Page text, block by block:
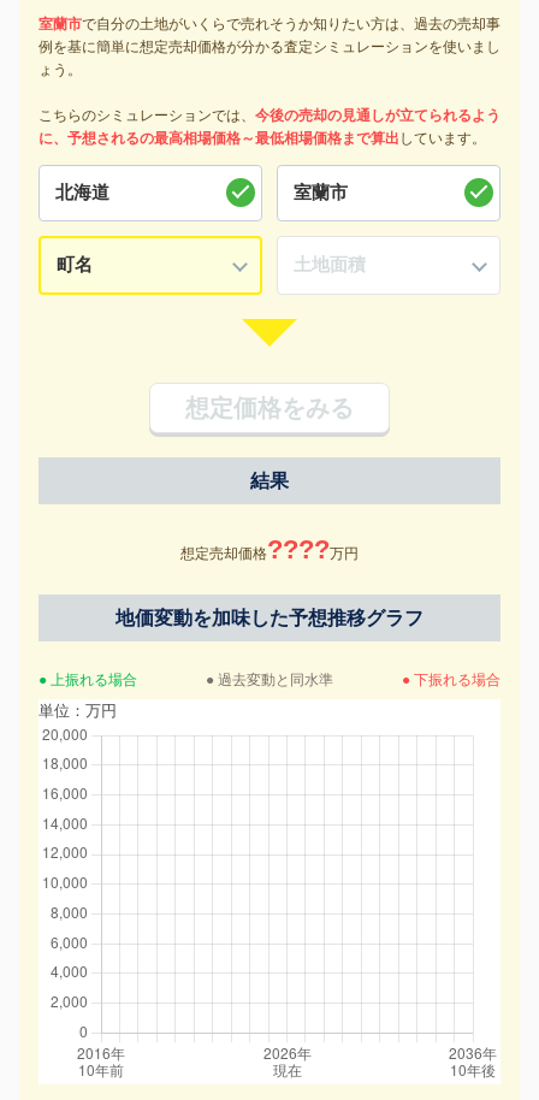
室蘭市で自分の土地がいくらで売れそうか知りたい方は、過去の売却事
例を基に簡単に想定売却価格が分かる査定シミュレーションを使いまし
ょう。
こちらのシミュレーションでは、 今後の売却の見通しが立てられるよう
に、予想されるの最高相場価格～最低相場価格まで算出 しています。
想定価格をみる
結果
想定売却価格????万円
地価変動を加味した予想推移グラフ
● 上振れる場合 ● 過去変動と同水準 ● 下振れる場合
単位：万円